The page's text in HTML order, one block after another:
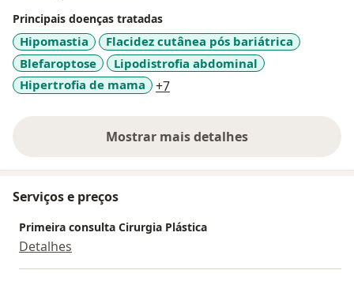
Principais doenças tratadas
Hipomastia
Flacidez cutânea pós bariátrica
Blefaroptose
Lipodistrofia abdominal
Hipertrofia de mama
+7a11y_sr_more_diseases
Mostrar mais detalhes
sobre a experiência
Serviços e preços
Primeira consulta Cirurgia Plástica
Detalhes